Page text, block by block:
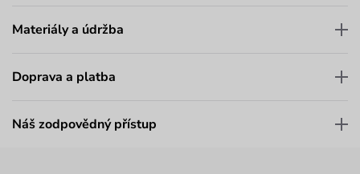
Materiály a údržba
Doprava a platba
Náš zodpovědný přístup